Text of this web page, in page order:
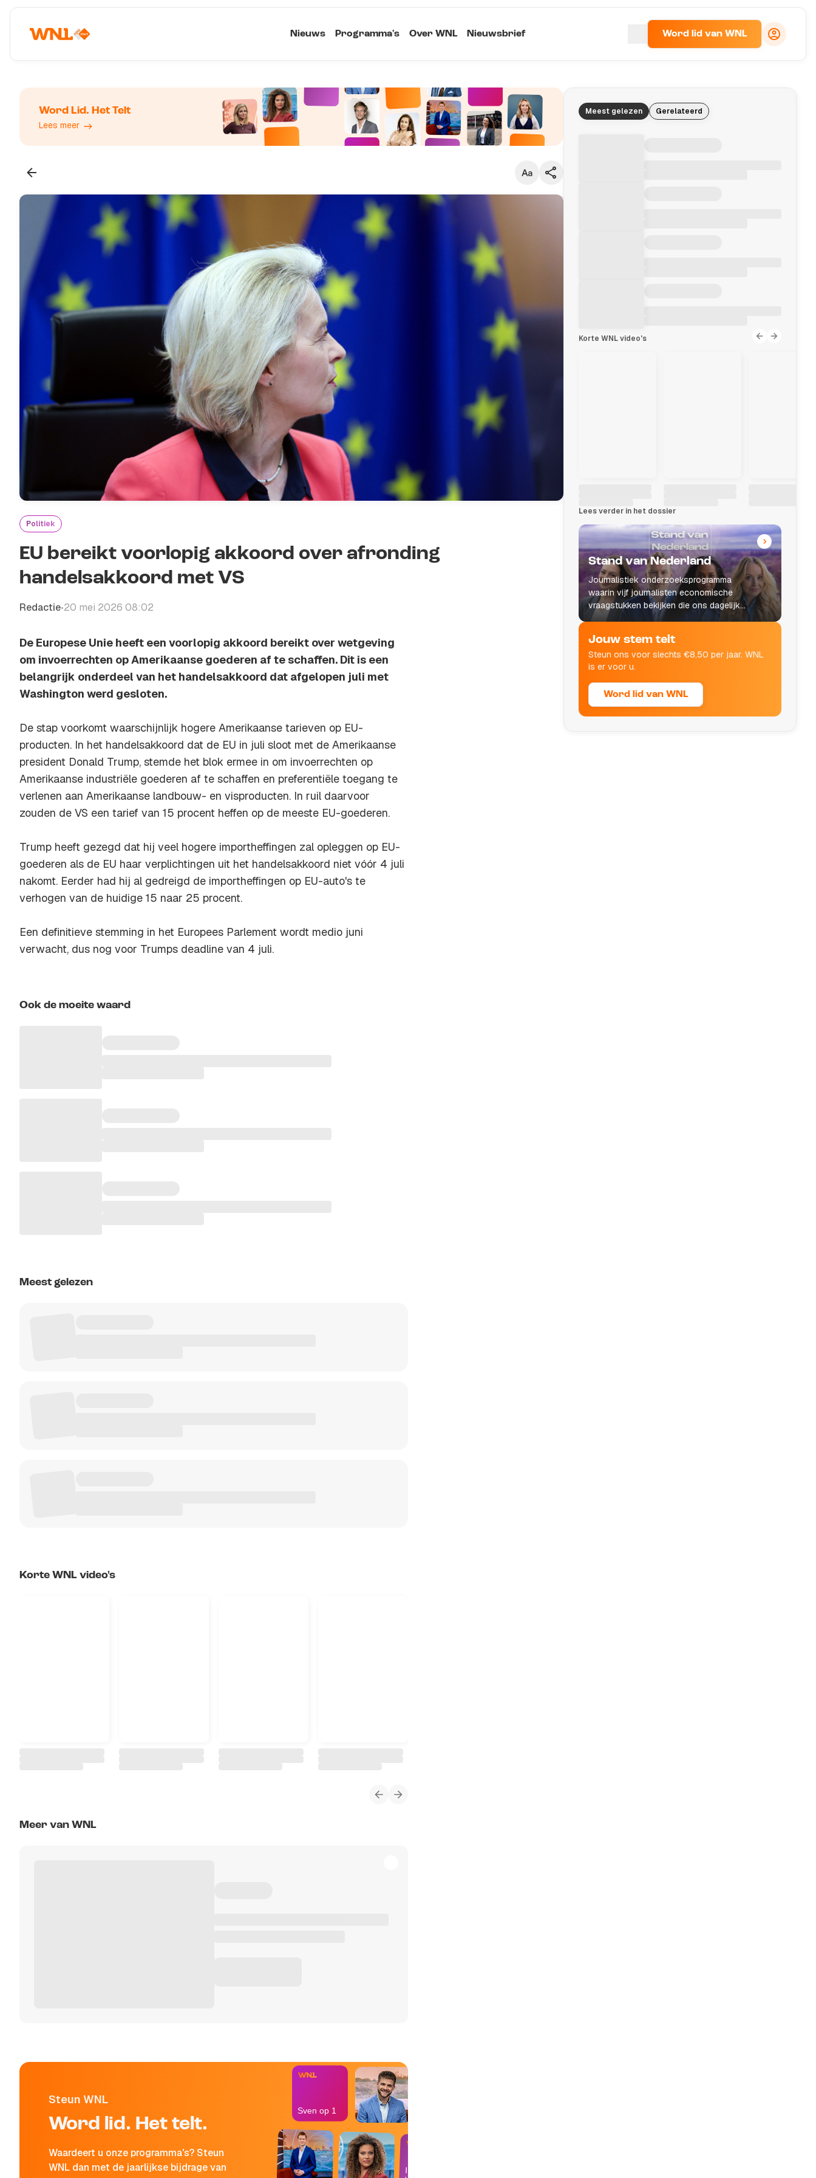
Nieuws Programma's Over WNL Nieuwsbrief Word lid van WNL
Word Lid. Het Telt
Lees meer
Groot
Politiek
EU bereikt voorlopig akkoord over afronding
handelsakkoord met VS
Redactie•20 mei 2026 08:02
De Europese Unie heeft een voorlopig akkoord bereikt over wetgeving
om invoerrechten op Amerikaanse goederen af ​​te schaffen. Dit is een
belangrijk onderdeel van het handelsakkoord dat afgelopen juli met
Washington werd gesloten.
De stap voorkomt waarschijnlijk hogere Amerikaanse tarieven op EU-
producten. In het handelsakkoord dat de EU in juli sloot met de Amerikaanse
president Donald Trump, stemde het blok ermee in om invoerrechten op
Amerikaanse industriële goederen af ​​te schaffen en preferentiële toegang te
verlenen aan Amerikaanse landbouw- en visproducten. In ruil daarvoor
zouden de VS een tarief van 15 procent heffen op de meeste EU-goederen.
Trump heeft gezegd dat hij veel hogere importheffingen zal opleggen op EU-
goederen als de EU haar verplichtingen uit het handelsakkoord niet vóór 4 juli
nakomt. Eerder had hij al gedreigd de importheffingen op EU-auto's te
verhogen van de huidige 15 naar 25 procent.
Een definitieve stemming in het Europees Parlement wordt medio juni
verwacht, dus nog voor Trumps deadline van 4 juli.
Ook de moeite waard
Meest gelezen
Korte WNL video's
Meer van WNL
Steun WNL
Word lid. Het telt.
Waardeert u onze programma's? Steun
WNL dan met de jaarlijkse bijdrage van
In de
Sven op 1
Meest gelezen Gerelateerd
Korte WNL video's
Lees verder in het dossier
Stand van Nederland
Journalistiek onderzoeksprogramma
waarin vijf journalisten economische
vraagstukken bekijken die ons dagelijks
leven raken.
Jouw stem telt
Steun ons voor slechts €8,50 per jaar. WNL
is er voor u.
Word lid van WNL